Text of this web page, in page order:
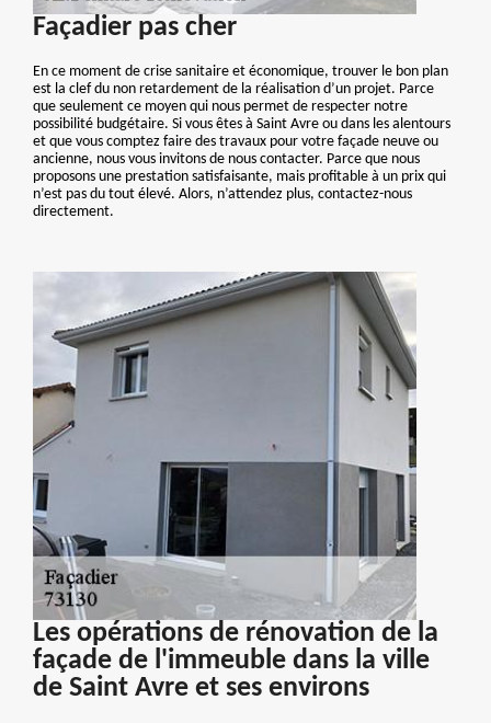
Façadier pas cher
En ce moment de crise sanitaire et économique, trouver le bon plan
est la clef du non retardement de la réalisation d’un projet. Parce
que seulement ce moyen qui nous permet de respecter notre
possibilité budgétaire. Si vous êtes à Saint Avre ou dans les alentours
et que vous comptez faire des travaux pour votre façade neuve ou
ancienne, nous vous invitons de nous contacter. Parce que nous
proposons une prestation satisfaisante, mais profitable à un prix qui
n’est pas du tout élevé. Alors, n’attendez plus, contactez-nous
directement.
Les opérations de rénovation de la
façade de l'immeuble dans la ville
de Saint Avre et ses environs